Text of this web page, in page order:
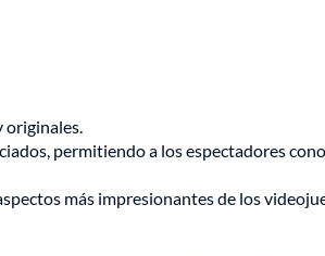
originales.
permitiendo a los espectadores
más impresionantes de los